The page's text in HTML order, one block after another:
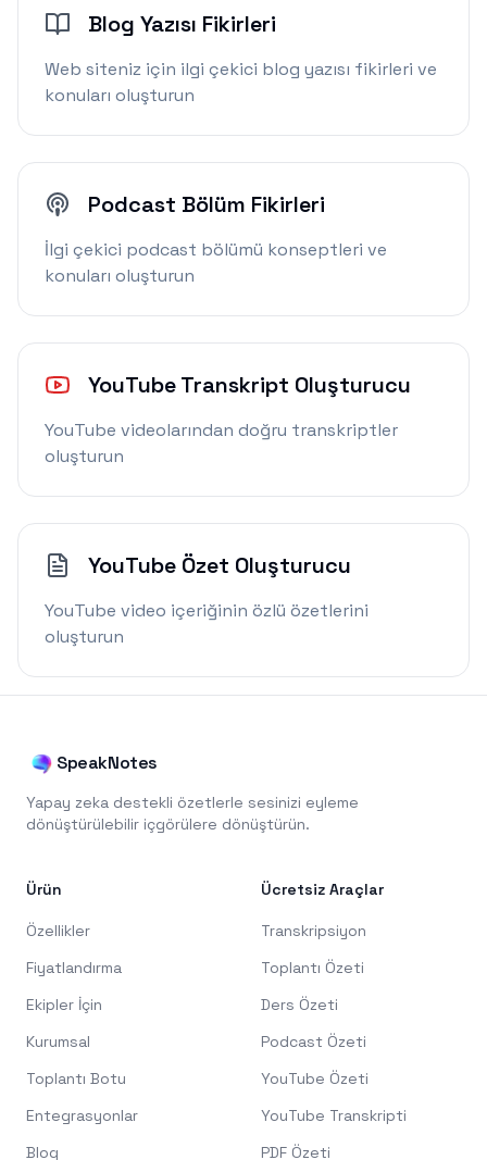
Blog Yazısı Fikirleri
Web siteniz için ilgi çekici blog yazısı fikirleri ve
konuları oluşturun
Podcast Bölüm Fikirleri
İlgi çekici podcast bölümü konseptleri ve
konuları oluşturun
YouTube Transkript Oluşturucu
YouTube videolarından doğru transkriptler
oluşturun
YouTube Özet Oluşturucu
YouTube video içeriğinin özlü özetlerini
oluşturun
SpeakNotes
Yapay zeka destekli özetlerle sesinizi eyleme
dönüştürülebilir içgörülere dönüştürün.
Ürün
Özellikler
Fiyatlandırma
Ekipler İçin
Kurumsal
Toplantı Botu
Entegrasyonlar
Blog
Ücretsiz Araçlar
Transkripsiyon
Toplantı Özeti
Ders Özeti
Podcast Özeti
YouTube Özeti
YouTube Transkripti
PDF Özeti